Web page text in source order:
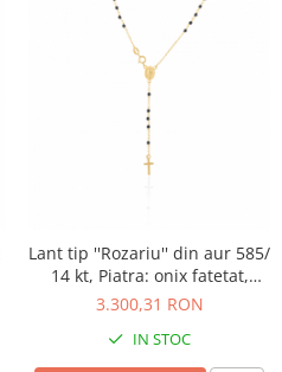
Lant tip ''Rozariu'' din aur 585/
14 kt, Piatra: onix fatetat,
Culoare: negru,
3.300,31 RON
IN STOC